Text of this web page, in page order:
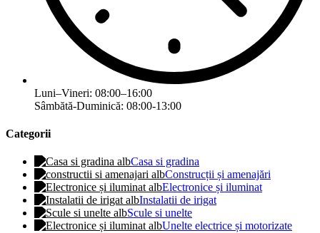
Luni–Vineri: 08:00–16:00
Sâmbătă-Duminică: 08:00-13:00
Categorii
Casa si gradina
Construcții și amenajări
Electronice și iluminat
Instalatii de irigat
Scule si unelte
Unelte electrice și motorizate